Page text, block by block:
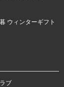
ウィンターギフト
ブ